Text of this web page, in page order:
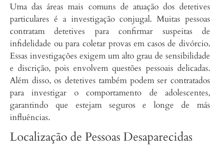
Uma das áreas mais comuns de atuação dos detetives
particulares é a investigação conjugal. Muitas pessoas
contratam detetives para confirmar suspeitas de
infidelidade ou para coletar provas em casos de divórcio.
Essas investigações exigem um alto grau de sensibilidade
e discrição, pois envolvem questões pessoais delicadas.
Além disso, os detetives também podem ser contratados
para investigar o comportamento de adolescentes,
garantindo que estejam seguros e longe de más
influências.
Localização de Pessoas Desaparecidas